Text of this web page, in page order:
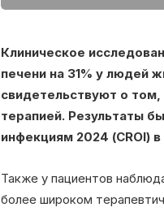
Клиническое
печени на 31% у людей
свидетельствуют о
терапией. Результаты
инфекциям 2024 (CROI)
Также у пациентов
более широком